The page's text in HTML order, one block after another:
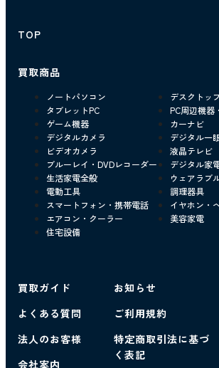
TOP
買取商品
ノートパソコン
デスクトッ
タブレットPC
PC周辺機器
ゲーム機器
カーナビ
デジタルカメラ
デジタル一
ビデオカメラ
液晶テレビ
ブルーレイ・DVDレコーダー
デジタル家
生活家電全般
ウェアラブ
電動工具
調理器具
スマートフォン・携帯電話
イヤホン・
エアコン・クーラー
美容家電
住宅設備
買取ガイド
よくある質問
法人のお客様
会社案内
お知らせ
ご利用規約
特定商取引法に基づ
く表記